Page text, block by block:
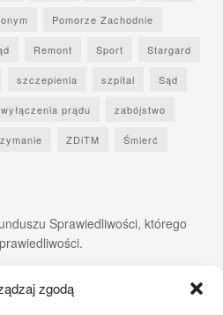
zgodą
Pomorze Zachodnie
Remont Sport Stargard
szczepienia szpital Sąd
wyłączenia prądu zabójstwo
ZDiTM Śmierć
Sprawiedliwości, którego